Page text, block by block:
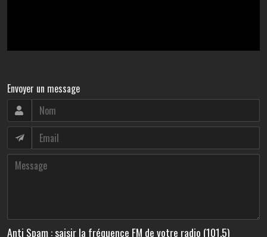
Envoyer un message
Anti Spam : saisir la fréquence FM de votre radio (101.5)